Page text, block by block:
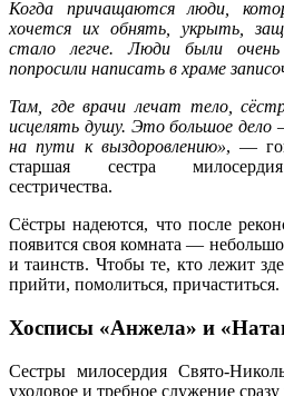
Когда причащаются люди,
хочется их обнять, укрыть,
стало легче. Люди были очень
попросили написать в храме
Там, где врачи лечат тело,
исцелять душу. Это большое
на пути к выздоровлению», —
старшая сестра
сестричества.
Сёстры надеются, что после
появится своя комната —
и таинств. Чтобы те, кто лежит
прийти, помолиться, причаститься.
Хосписы «Анжела» и
Сестры милосердия Свято-
уходовое и требное служение